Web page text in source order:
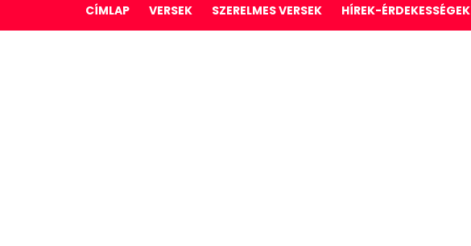
CÍMLAP VERSEK SZERELMES VERSEK HÍREK-ÉRDEKESSÉGEK